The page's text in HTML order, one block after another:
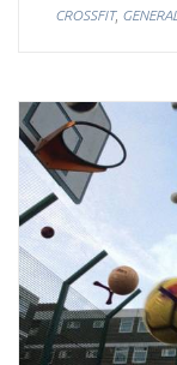
CROSSFIT, GENERAL